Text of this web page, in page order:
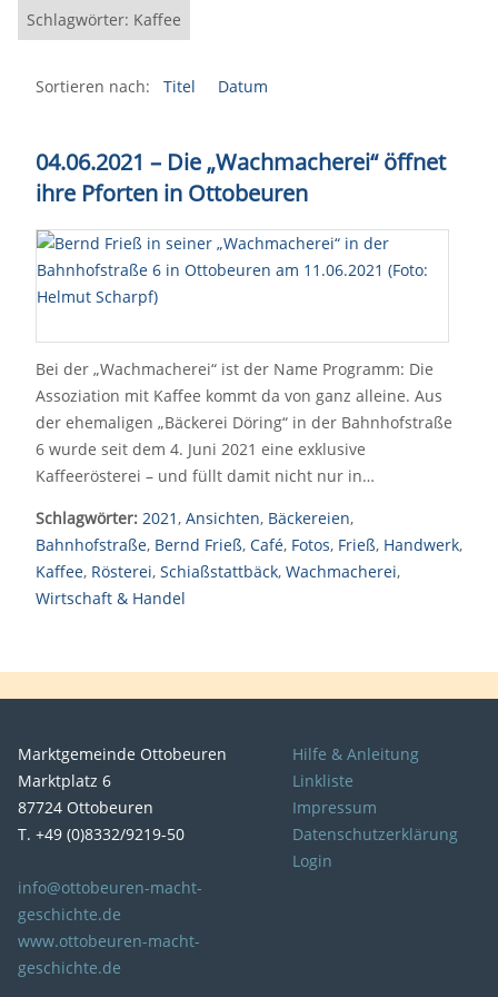
Schlagwörter: Kaffee
Sortieren nach: Titel Datum
04.06.2021 – Die „Wachmacherei“ öffnet
ihre Pforten in Ottobeuren
Bei der „Wachmacherei“ ist der Name Programm: Die
Assoziation mit Kaffee kommt da von ganz alleine. Aus
der ehemaligen „Bäckerei Döring“ in der Bahnhofstraße
6 wurde seit dem 4. Juni 2021 eine exklusive
Kaffeerösterei – und füllt damit nicht nur in…
Schlagwörter: 2021, Ansichten, Bäckereien,
Bahnhofstraße, Bernd Frieß, Café, Fotos, Frieß, Handwerk,
Kaffee, Rösterei, Schiaßstattbäck, Wachmacherei,
Wirtschaft & Handel
Marktgemeinde Ottobeuren
Marktplatz 6
87724 Ottobeuren
T. +49 (0)8332/9219-50
info@ottobeuren-macht-
geschichte.de
www.ottobeuren-macht-
geschichte.de
Hilfe & Anleitung
Linkliste
Impressum
Datenschutzerklärung
Login